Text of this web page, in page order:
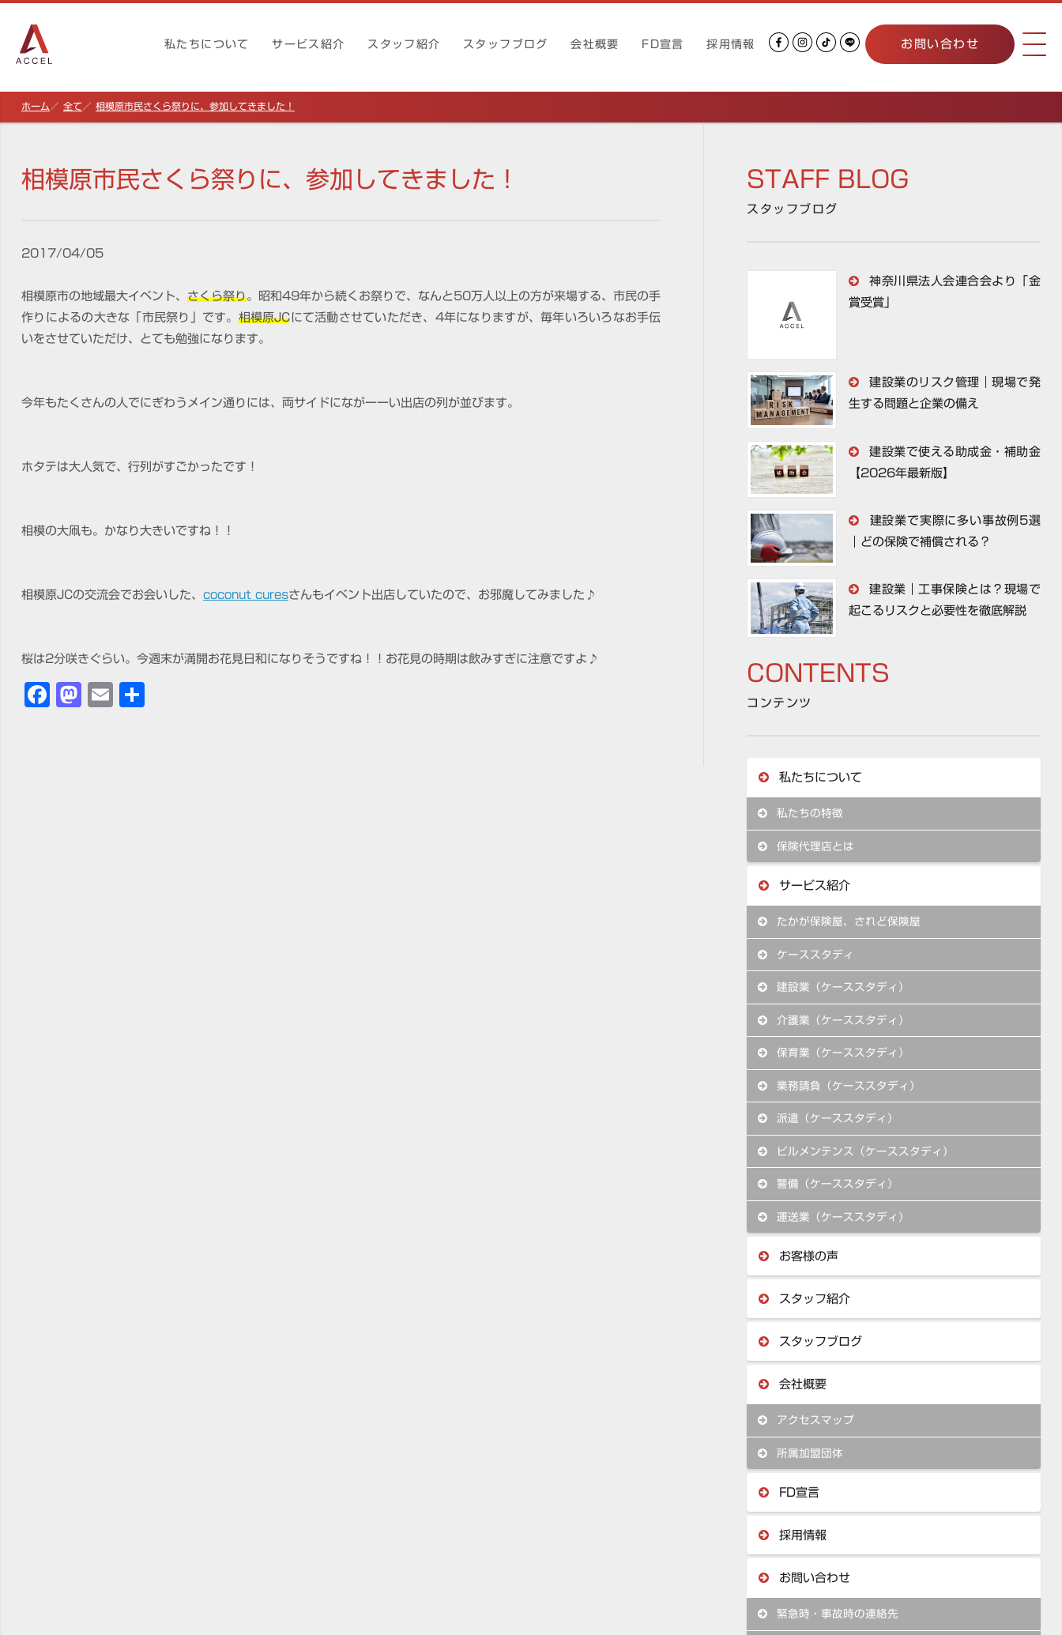
お問い合わせ
私たちについて サービス紹介 スタッフ紹介 スタッフブログ 会社概要 FD宣言 採用情報
ホーム 全て 相模原市民さくら祭りに、参加してきました！
相模原市民さくら祭りに、参加してきました！
2017/04/05
相模原市の地域最大イベント、さくら祭り。昭和49年から続くお祭りで、なんと50万人以上の方が来場する、市民の手
作りによるの大きな「市民祭り」です。 相模原JCにて活動させていただき、4年になりますが、毎年いろいろなお手伝
いをさせていただけ、とても勉強になります。
今年もたくさんの人でにぎわうメイン通りには、両サイドにながーーい出店の列が並びます。
ホタテは大人気で、行列がすごかったです！
相模の大凧も。かなり大きいですね！！
相模原JCの交流会でお会いした、 coconut curesさんもイベント出店していたので、お邪魔してみました♪
桜は2分咲きぐらい。今週末が満開お花見日和になりそうですね！！お花見の時期は飲みすぎに注意ですよ♪
Facebook
Mastodon
Email
STAFF BLOG
スタッフブログ
神奈川県法人会連合会より「金
賞受賞」
建設業のリスク管理｜現場で発
生する問題と企業の備え
建設業で使える助成金・補助金
【2026年最新版】
建設業で実際に多い事故例5選
｜どの保険で補償される？
建設業｜工事保険とは？現場で
起こるリスクと必要性を徹底解説
CONTENTS
コンテンツ
私たちについて
私たちの特徴
保険代理店とは
サービス紹介
たかが保険屋、されど保険屋
ケーススタディ
建設業（ケーススタディ）
介護業（ケーススタディ）
保育業（ケーススタディ）
業務請負（ケーススタディ）
派遣（ケーススタディ）
ビルメンテンス（ケーススタディ）
警備（ケーススタディ）
運送業（ケーススタディ）
お客様の声
スタッフ紹介
スタッフブログ
会社概要
アクセスマップ
所属加盟団体
FD宣言
採用情報
お問い合わせ
緊急時・事故時の連絡先